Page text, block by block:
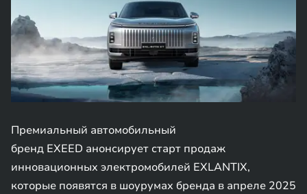
Премиальный автомобильный
бренд EXEED анонсирует старт продаж
инновационных электромобилей EXLANTIX,
которые появятся в шоурумах бренда в апреле 2025